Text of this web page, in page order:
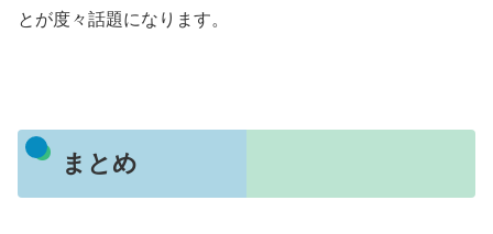
とが度々話題になります。
まとめ